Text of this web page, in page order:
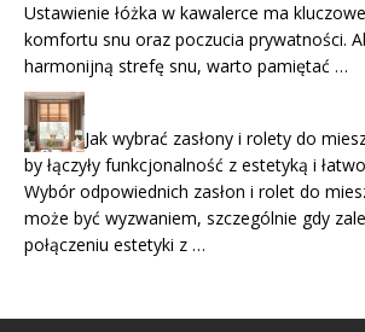
Ustawienie łóżka w kawalerce ma
komfortu snu oraz poczucia prywatności.
harmonijną strefę snu, warto pamiętać …
Jak wybrać zasłony i rolety do
by łączyły funkcjonalność z estetyką i
Wybór odpowiednich zasłon i rolet do
może być wyzwaniem, szczególnie gdy
połączeniu estetyki z …